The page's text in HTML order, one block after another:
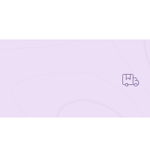
EXTRA
400ML